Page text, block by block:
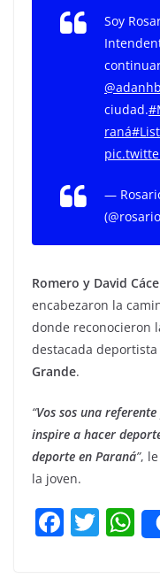
Soy
ciudad.
raná
—
Romero y David
encabezaron la
donde reconocieron
destacada
Grande.
“Vos sos una
inspire a hacer
deporte en Paraná”,
la joven.
F T W
h